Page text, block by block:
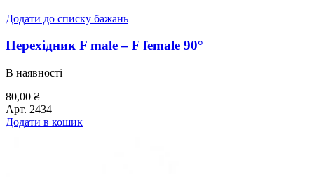
Додати до списку бажань
Перехідник F male – F female 90°
В наявності
80,00 ₴
Арт. 2434
Додати в кошик